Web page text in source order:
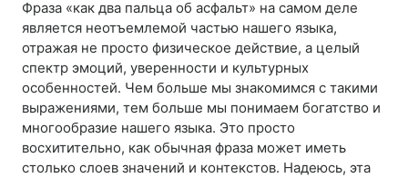
Фраза «как два пальца об асфальт» на самом деле
является неотъемлемой частью нашего языка,
отражая не просто физическое действие, а целый
спектр эмоций, уверенности и культурных
особенностей. Чем больше мы знакомимся с такими
выражениями, тем больше мы понимаем богатство и
многообразие нашего языка. Это просто
восхитительно, как обычная фраза может иметь
столько слоев значений и контекстов. Надеюсь, эта